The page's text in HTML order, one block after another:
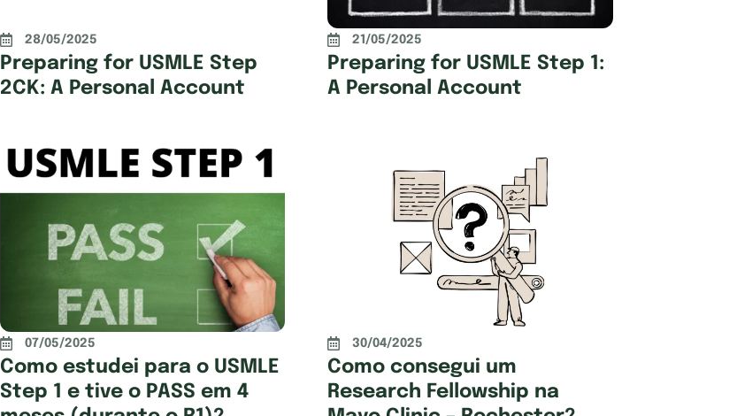
28/05/2025
Preparing for USMLE Step
2CK: A Personal Account
21/05/2025
Preparing for USMLE Step 1:
A Personal Account
07/05/2025
Como estudei para o USMLE
Step 1 e tive o PASS em 4
30/04/2025
Como consegui um
Research Fellowship na